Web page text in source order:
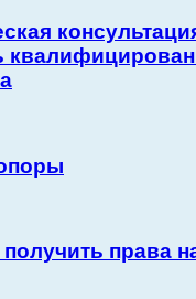
получить права